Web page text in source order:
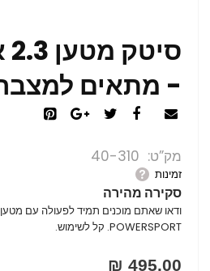
- מתאים
מק”ט 40-310
זמינות
סקירה מהירה
POWERSPORT. קל לשימוש.
495.00 ₪